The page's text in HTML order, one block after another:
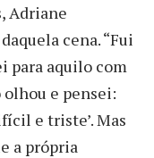
Adriane
cena. “Fui
para aquilo com
e pensei:
e triste’. Mas
a própria